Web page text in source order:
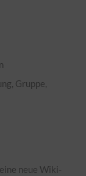
Gruppe,
neue Wiki-